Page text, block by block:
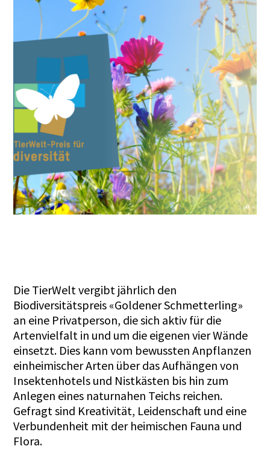
Die TierWelt vergibt jährlich den
Biodiversitätspreis «Goldener Schmetterling»
an eine Privatperson, die sich aktiv für die
Artenvielfalt in und um die eigenen vier Wände
einsetzt. Dies kann vom bewussten Anpflanzen
einheimischer Arten über das Aufhängen von
Insektenhotels und Nistkästen bis hin zum
Anlegen eines naturnahen Teichs reichen.
Gefragt sind Kreativität, Leidenschaft und eine
Verbundenheit mit der heimischen Fauna und
Flora.